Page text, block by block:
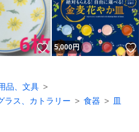
いいね！
5,000円
品、文具
ラス、カトラリー 食器 皿